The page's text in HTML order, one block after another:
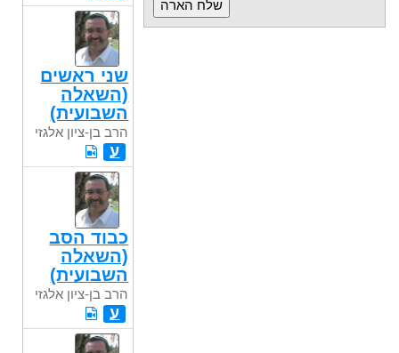
שני ראשים
(השאלה
השבועית)
הרב בן-ציון אלגזי
ע
כבוד הסב
(השאלה
השבועית)
הרב בן-ציון אלגזי
ע